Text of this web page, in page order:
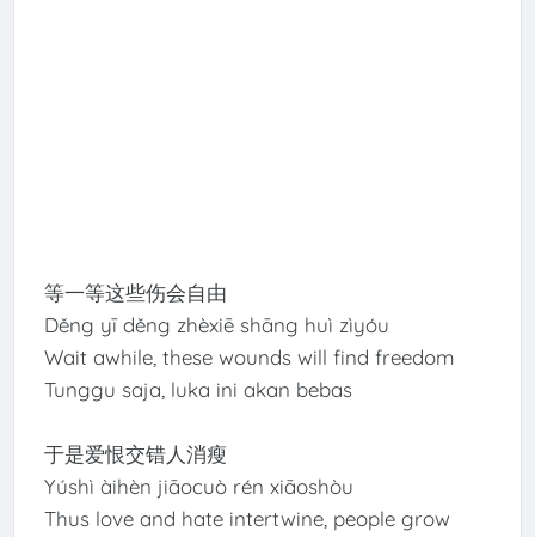
等一等这些伤会自由
Děng yī děng zhèxiē shāng huì zìyóu
Wait awhile, these wounds will find freedom
Tunggu saja, luka ini akan bebas
于是爱恨交错人消瘦
Yúshì àihèn jiāocuò rén xiāoshòu
Thus love and hate intertwine, people grow